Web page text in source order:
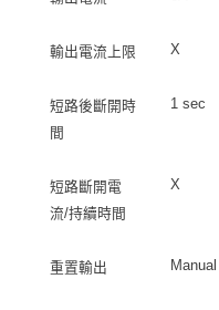
輸出電流上限 X
短路後斷開時
間
1 sec
短路斷開電
流/持續時間
X
重置輸出 Manual